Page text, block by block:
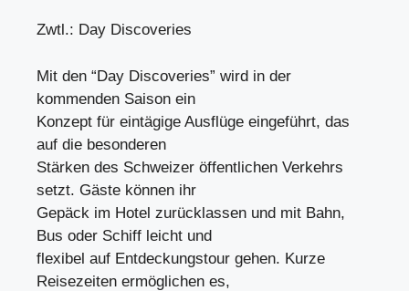
Zwtl.: Day Discoveries
Mit den “Day Discoveries” wird in der
kommenden Saison ein
Konzept für eintägige Ausflüge eingeführt, das
auf die besonderen
Stärken des Schweizer öffentlichen Verkehrs
setzt. Gäste können ihr
Gepäck im Hotel zurücklassen und mit Bahn,
Bus oder Schiff leicht und
flexibel auf Entdeckungstour gehen. Kurze
Reisezeiten ermöglichen es,